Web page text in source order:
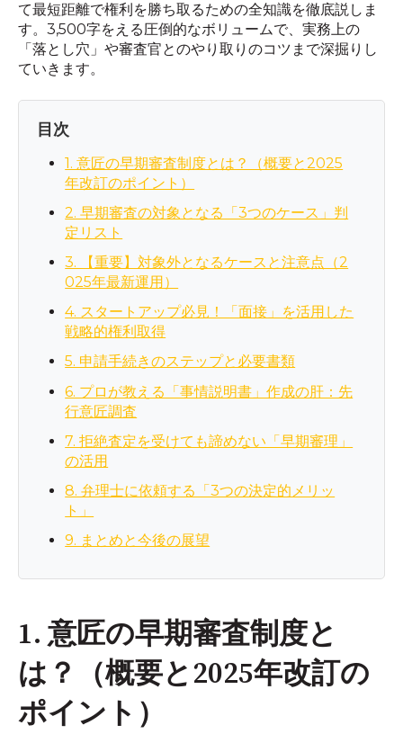
て最短距離で権利を勝ち取るための全知識を徹底説しま
す。3,500字をえる圧倒的なボリュームで、実務上の
「落とし穴」や審査官とのやり取りのコツまで深掘りし
ていきます。
目次
1. 意匠の早期審査制度とは？（概要と2025
年改訂のポイント）
2. 早期審査の対象となる「3つのケース」判
定リスト
3. 【重要】対象外となるケースと注意点（2
025年最新運用）
4. スタートアップ必見！「面接」を活用した
戦略的権利取得
5. 申請手続きのステップと必要書類
6. プロが教える「事情説明書」作成の肝：先
行意匠調査
7. 拒絶査定を受けても諦めない「早期審理」
の活用
8. 弁理士に依頼する「3つの決定的メリッ
ト」
9. まとめと今後の展望
1. 意匠の早期審査制度と
は？（概要と2025年改訂の
ポイント）